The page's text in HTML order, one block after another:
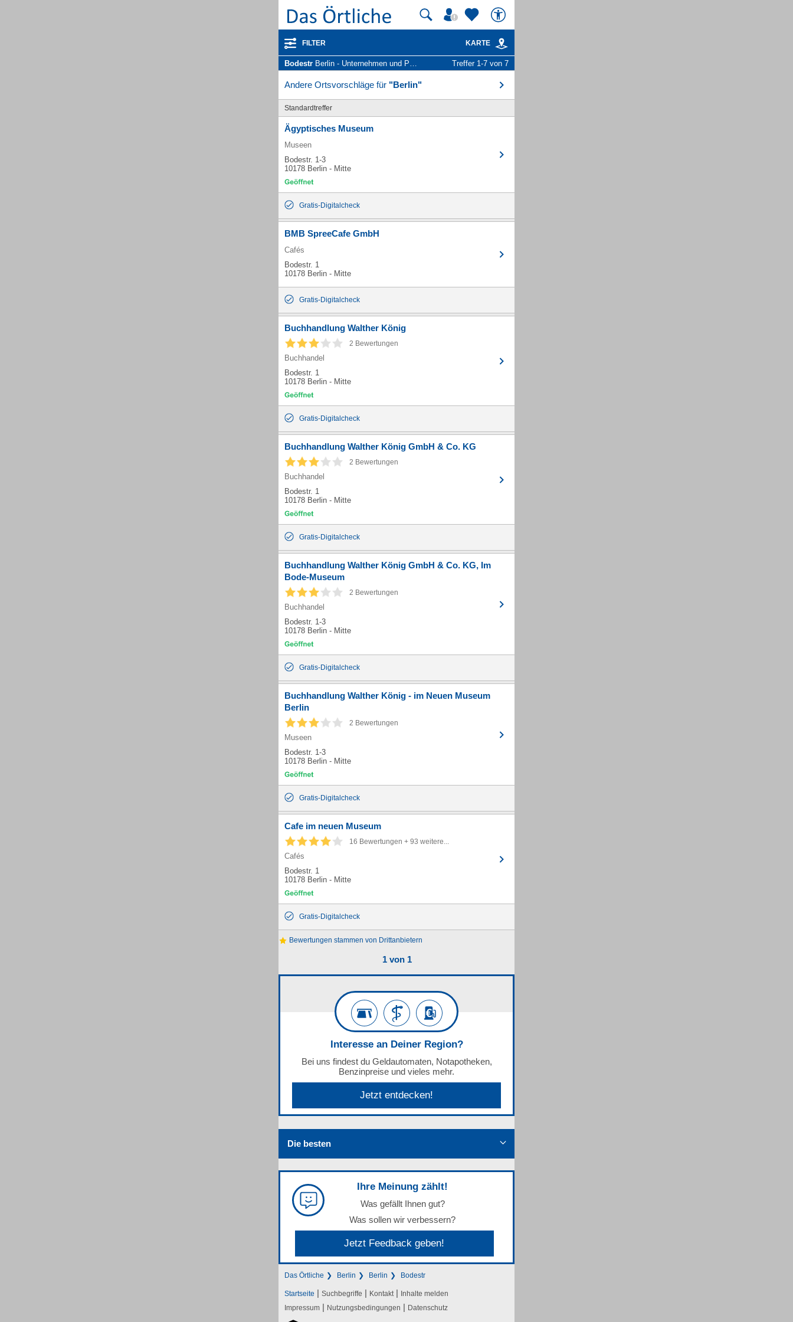
FILTER KARTE
Bodestr Berlin - Unternehmen und Personen Treffer 1-7 von 7
Andere Ortsvorschläge für "Berlin"
Standardtreffer
Ägyptisches Museum
Museen
Bodestr. 1-3
10178 Berlin - Mitte
Gratis-Digitalcheck
BMB SpreeCafe GmbH
Cafés
Bodestr. 1
10178 Berlin - Mitte
Gratis-Digitalcheck
Buchhandlung Walther König
2 Bewertungen
Buchhandel
Bodestr. 1
10178 Berlin - Mitte
Gratis-Digitalcheck
Buchhandlung Walther König GmbH & Co. KG
2 Bewertungen
Buchhandel
Bodestr. 1
10178 Berlin - Mitte
Gratis-Digitalcheck
Buchhandlung Walther König GmbH & Co. KG, Im
Bode-Museum
2 Bewertungen
Buchhandel
Bodestr. 1-3
10178 Berlin - Mitte
Gratis-Digitalcheck
Buchhandlung Walther König - im Neuen Museum
Berlin
2 Bewertungen
Museen
Bodestr. 1-3
10178 Berlin - Mitte
Gratis-Digitalcheck
Cafe im neuen Museum
16 Bewertungen + 93 weitere...
Cafés
Bodestr. 1
10178 Berlin - Mitte
Gratis-Digitalcheck
Bewertungen stammen von Drittanbietern
1 von 1
Interesse an Deiner Region?
Bei uns findest du Geldautomaten, Notapotheken,
Benzinpreise und vieles mehr.
Jetzt entdecken!
Die besten
Ihre Meinung zählt!
Was gefällt Ihnen gut?
Was sollen wir verbessern?
Jetzt Feedback geben!
Das Örtliche Berlin Berlin Bodestr
Startseite | Suchbegriffe | Kontakt | Inhalte melden
Impressum | Nutzungsbedingungen | Datenschutz